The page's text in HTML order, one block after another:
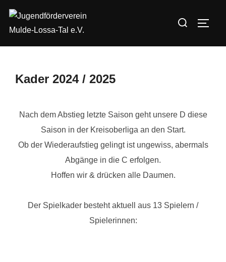
Inhalt
springen
Suchen
Kader 2024 / 2025
Nach dem Abstieg letzte Saison geht unsere D diese
Saison in der Kreisoberliga an den Start.
Ob der Wiederaufstieg gelingt ist ungewiss, abermals
Abgänge in die C erfolgen.
Hoffen wir & drücken alle Daumen.
Der Spielkader besteht aktuell aus 13 Spielern /
Spielerinnen: